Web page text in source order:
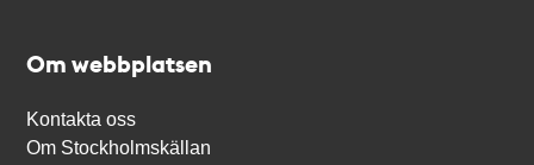
Om webbplatsen
Kontakta oss
Om Stockholmskällan